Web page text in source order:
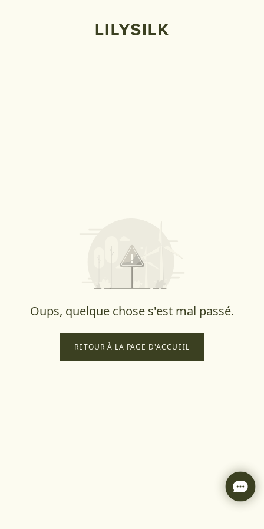
Oups, quelque chose s'est mal passé.
RETOUR À LA PAGE D'ACCUEIL